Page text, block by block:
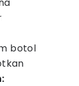
botol